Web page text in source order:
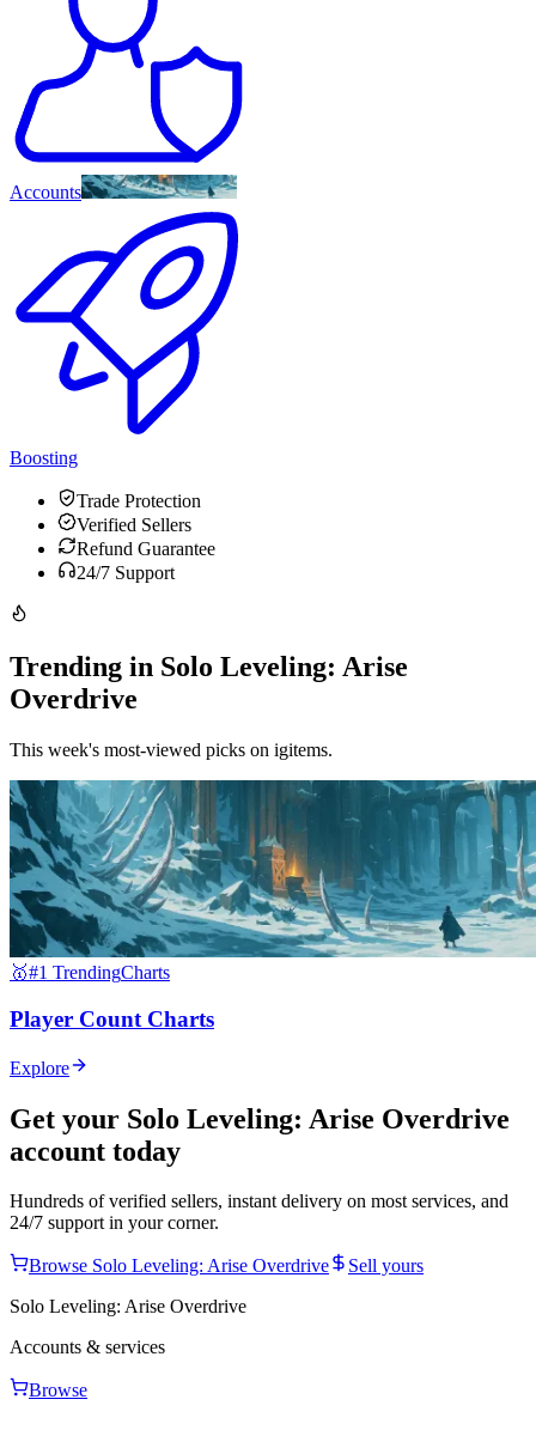
Accounts
Boosting
Trade Protection
Verified Sellers
Refund Guarantee
24/7 Support
Trending in Solo Leveling: Arise
Overdrive
This week's most-viewed picks on igitems.
🥇#1 TrendingCharts
Player Count Charts
Explore
Get your Solo Leveling: Arise Overdrive
account today
Hundreds of verified sellers, instant delivery on most services, and
24/7 support in your corner.
Browse Solo Leveling: Arise Overdrive
Sell yours
Solo Leveling: Arise Overdrive
Accounts & services
Browse